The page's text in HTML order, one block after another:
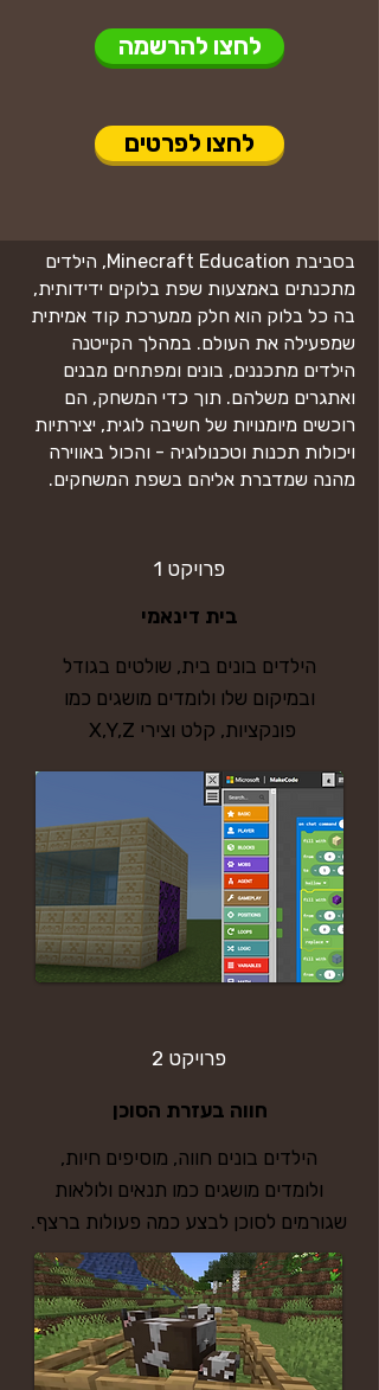
לחצו להרשמה
לחצו לפרטים
בסביבת Minecraft Education, הילדים
מתכנתים באמצעות שפת בלוקים ידידותית,
בה כל בלוק הוא חלק ממערכת קוד אמיתית
שמפעילה את העולם. במהלך הקייטנה
הילדים מתכננים, בונים ומפתחים מבנים
ואתגרים משלהם. תוך כדי המשחק, הם
רוכשים מיומנויות של חשיבה לוגית, יצירתיות
ויכולות תכנות וטכנולוגיה - והכול באווירה
מהנה שמדברת אליהם בשפת המשחקים.
פרויקט 2
חווה בעזרת הסוכן
הילדים בונים חווה, מוסיפים חיות,
ולומדים מושגים כמו תנאים ולולאות
שגורמים לסוכן לבצע כמה פעולות ברצף.
פרויקט 1
בית דינאמי
הילדים בונים בית, שולטים בגודל
ובמיקום שלו ולומדים מושגים כמו
פונקציות, קלט וצירי X,Y,Z